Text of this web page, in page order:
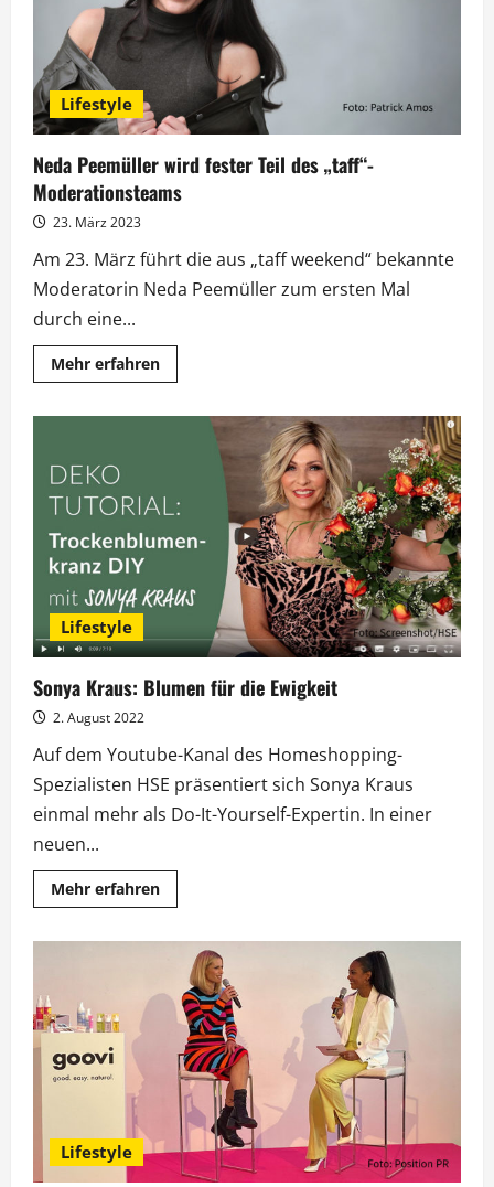
Lifestyle
Neda Peemüller wird fester Teil des „taff“-
Moderationsteams
23. März 2023
Am 23. März führt die aus „taff weekend“ bekannte
Moderatorin Neda Peemüller zum ersten Mal
durch eine...
Mehr erfahrenMehr
Informationen
Peemüller
„taff“-
Moderationsteams
Lifestyle
Sonya Kraus: Blumen für die Ewigkeit
2. August 2022
Auf dem Youtube-Kanal des Homeshopping-
Spezialisten HSE präsentiert sich Sonya Kraus
einmal mehr als Do-It-Yourself-Expertin. In einer
neuen...
Mehr erfahrenMehr
Informationen
Kraus:
Blumen
die
Ewigkeit
Lifestyle